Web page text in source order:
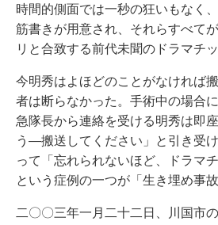
時間的側面では一秒の狂いもなく
筋書きが用意され、それらすべて
リと合致する前代未聞のドラマチ
今明秀はよほどのことがなければ
者は断らなかった。手術中の場合
急隊長から連絡を受ける明秀は即
う―搬送してください」と引き受
って「忘れられないほど、ドラマ
という症例の一つが「生き埋め事故
二〇〇三年一月二十二日、川国市